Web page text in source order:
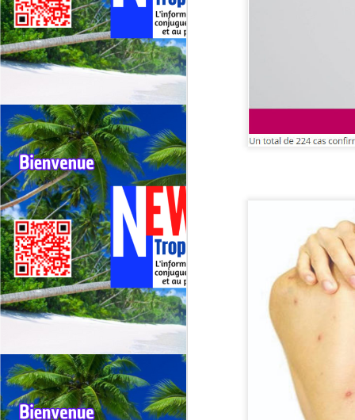
🚴Outremer: Deux tours cyclistes
en collision, l’Appel urgent à une
harmonisation entre La réunion et
chevauchent, l’excellence des
coureurs se retrouve piégée.
Deux événements majeurs du
cyclisme outre‑mer vont se
dérouler presque simultanément
en 2026 : le 79ᵉ Tour cycliste de
La Réunion (1er au 9 août 2026) et
le 75ᵉ Tour cycliste international
de Guadeloupe (31 juillet au 9
août 2026).